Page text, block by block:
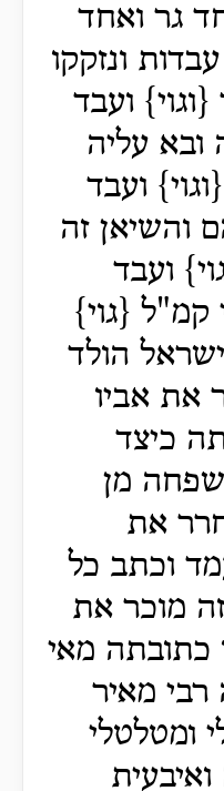
גר ואחד
ונזקקו
ועבד
עליה
ועבד
והשיאן זה
ועבד
קמ"ל {גוי}
הולד
את אביו
כיצד
מן
את
וכתב כל
מוכר את
כתובתה מאי
מאיר
ומטלטלי